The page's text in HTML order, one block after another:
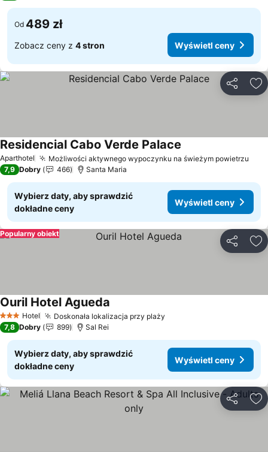
Od 489 zł
Zobacz ceny z 4 stron Wyświetl ceny
Aparthotel Możliwości aktywnego wypoczynku na świeżym powietrzu
Residencial Cabo Verde Palace
7,9 Dobry 466 Santa Maria
Wybierz daty, aby sprawdzić
dokładne ceny
Wyświetl ceny
Popularny obiekt
3 Kategoria
Hotel Doskonała lokalizacja przy plaży
Ouril Hotel Agueda
7,8 Dobry 899 Sal Rei
Wybierz daty, aby sprawdzić
dokładne ceny
Wyświetl ceny